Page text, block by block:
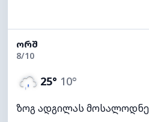
ᲝᲠᲨ
8/10
25° 10°
ზოგ ადგილას